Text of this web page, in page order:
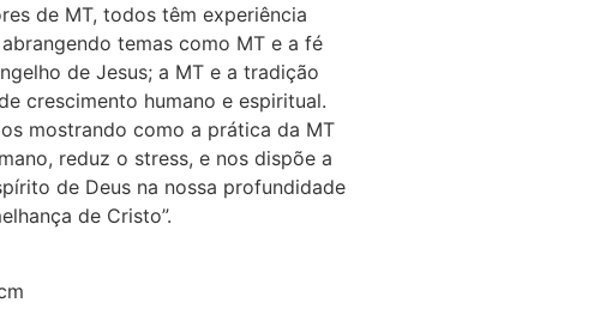
de MT, todos têm experiência
temas como MT e a fé
de Jesus; a MT e a tradição
crescimento humano e espiritual.
mostrando como a prática da MT
reduz o stress, e nos dispõe a
de Deus na nossa profundidade
de Cristo”.